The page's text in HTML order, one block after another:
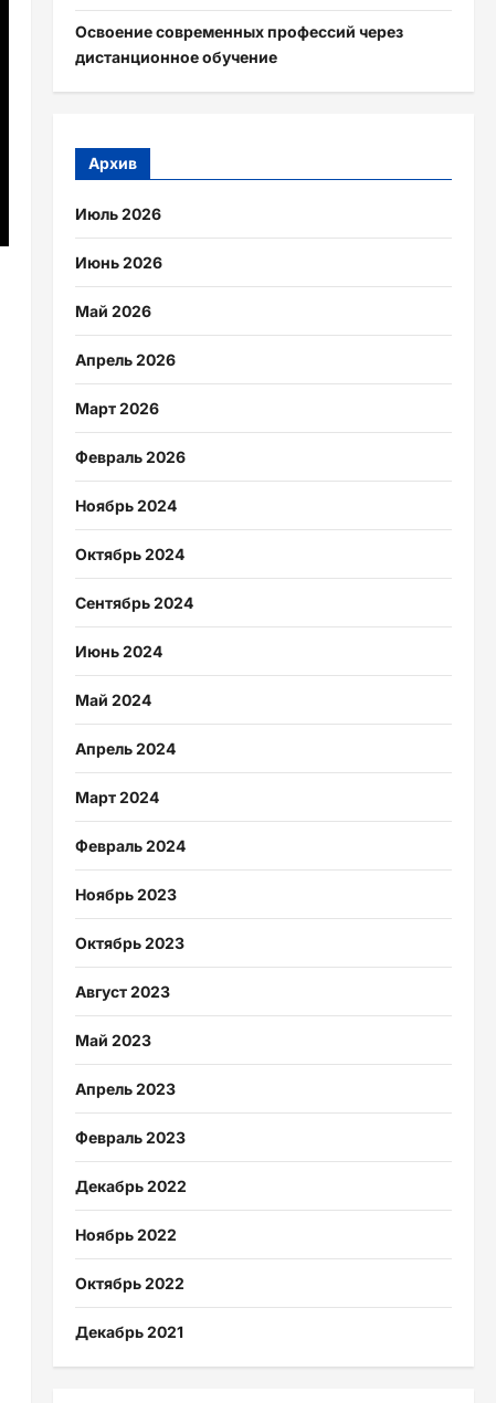
Освоение современных профессий через
дистанционное обучение
Архив
Июль 2026
Июнь 2026
Май 2026
Апрель 2026
Март 2026
Февраль 2026
Ноябрь 2024
Октябрь 2024
Сентябрь 2024
Июнь 2024
Май 2024
Апрель 2024
Март 2024
Февраль 2024
Ноябрь 2023
Октябрь 2023
Август 2023
Май 2023
Апрель 2023
Февраль 2023
Декабрь 2022
Ноябрь 2022
Октябрь 2022
Декабрь 2021